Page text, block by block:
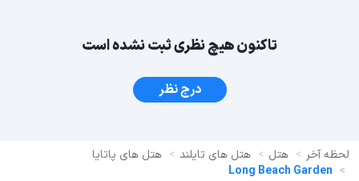
تاکنون هیچ نظری ثبت نشده است
درج نظر
لحظه آخر هتل هتل های تایلند
هتل های پاتایا
Long Beach Garden